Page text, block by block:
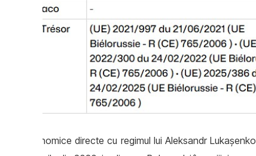
economice directe cu regimul lui Aleksandr